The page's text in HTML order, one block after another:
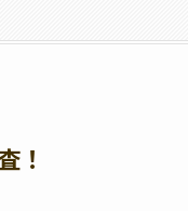
！